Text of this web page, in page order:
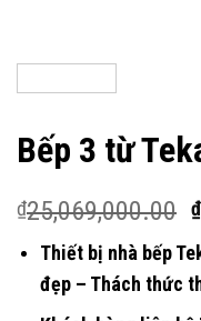
Bếp 3 từ
₫25,069,000.00 ₫
Thiết bị nhà bếp
đẹp – Thách thức